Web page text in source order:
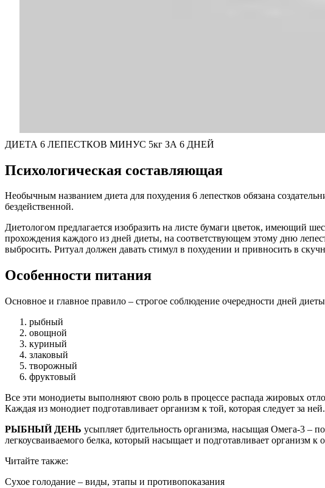
ДИЕТА 6 ЛЕПЕСТКОВ МИНУС 5кг ЗА 6 ДНЕЙ
Психологическая составляющая
Необычным названием диета для похудения 6 лепестков обязана
бездейственной.
Диетологом предлагается изобразить на листе бумаги цветок, имеющий
прохождения каждого из дней диеты, на соответствующем этому дню
выбросить. Ритуал должен давать стимул в похудении и привносить в
Особенности питания
Основное и главное правило – строгое соблюдение очередности дней
рыбный
овощной
куриный
злаковый
творожный
фруктовый
Все эти монодиеты выполняют свою роль в процессе распада жировых
Каждая из монодиет подготавливает организм к той, которая следует за ней.
РЫБНЫЙ ДЕНЬ усыпляет бдительность организма, насыщая Омега-3 –
легкоусваиваемого белка, который насыщает и подготавливает организм
Читайте также:
Сухое голодание – виды, этапы и противопоказания